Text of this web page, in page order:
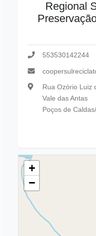
Regional
553530142244
Rua Ozório Luiz
Vale das Antas
Poços de
+
−